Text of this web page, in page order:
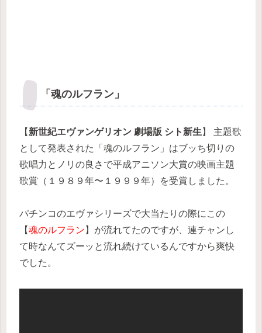
「魂のルフラン」
【 新世紀エヴァンゲリオン 劇場版 シト新生 】 主題歌
として発表された「魂のルフラン」はブッち切りの
歌唱力とノリの良さで平成アニソン大賞の映画主題
歌賞（１９８９年〜１９９９年）を受賞しました。
パチンコのエヴァシリーズで大当たりの際にこの
【魂のルフラン 】が流れてたのですが、連チャンし
て時なんてズーッと流れ続けているんですから爽快
でした。